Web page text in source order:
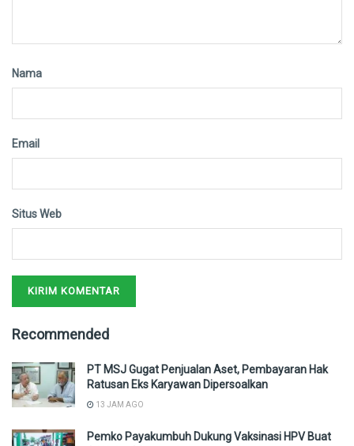
Nama
Email
Situs Web
Recommended
PT MSJ Gugat Penjualan Aset, Pembayaran Hak
Ratusan Eks Karyawan Dipersoalkan
13 JAM AGO
Pemko Payakumbuh Dukung Vaksinasi HPV Buat